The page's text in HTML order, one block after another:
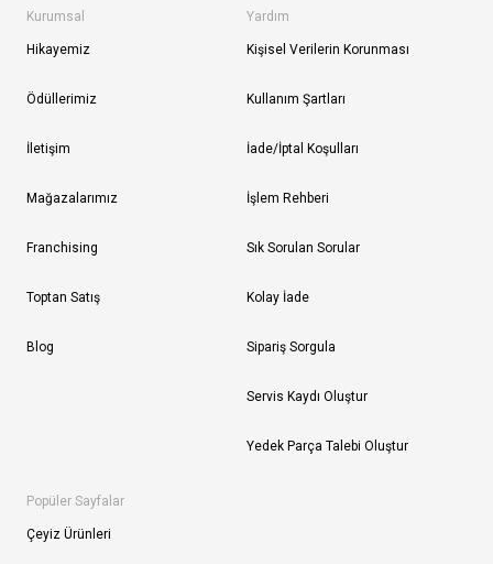
Kurumsal
Hikayemiz
Ödüllerimiz
İletişim
Mağazalarımız
Franchising
Toptan Satış
Blog
Yardım
Kişisel Verilerin Korunması
Kullanım Şartları
İade/İptal Koşulları
İşlem Rehberi
Sık Sorulan Sorular
Kolay İade
Sipariş Sorgula
Servis Kaydı Oluştur
Yedek Parça Talebi Oluştur
Popüler Sayfalar
Çeyiz Ürünleri